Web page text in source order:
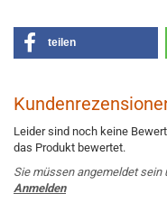
teilen
Leider sind noch keine
das Produkt bewertet.
Sie müssen angemeldet sein
Anmelden